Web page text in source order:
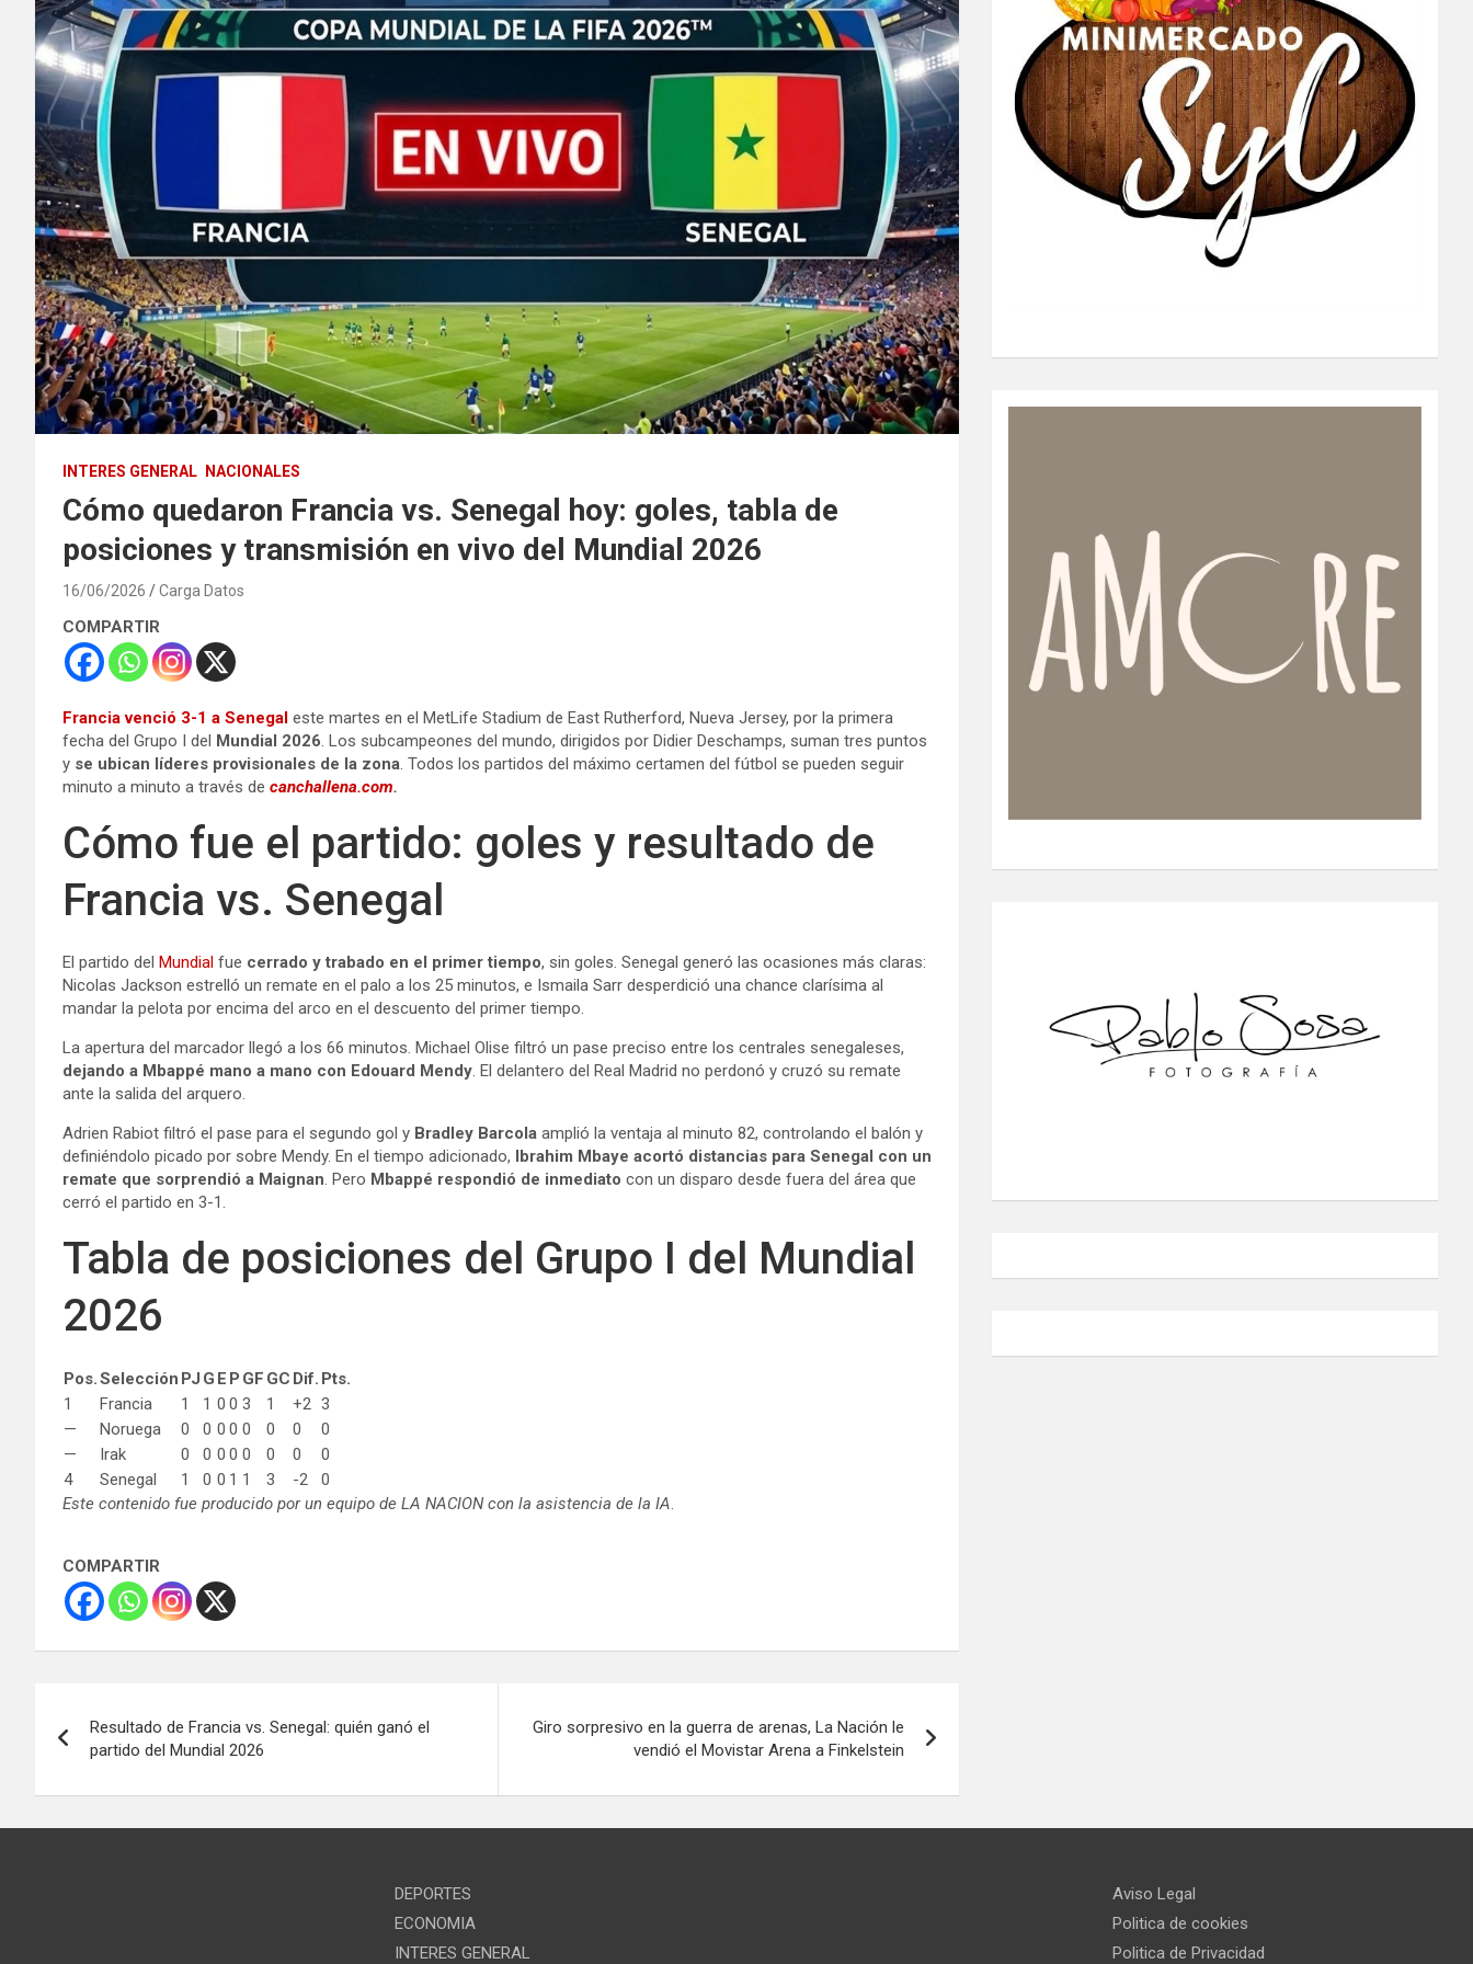
INTERES GENERAL NACIONALES
Cómo quedaron Francia vs. Senegal hoy: goles, tabla de
posiciones y transmisión en vivo del Mundial 2026
16/06/2026 Carga Datos
COMPARTIR
Francia venció 3-1 a Senegal este martes en el MetLife Stadium de East Rutherford, Nueva Jersey, por la primera
fecha del Grupo I del Mundial 2026. Los subcampeones del mundo, dirigidos por Didier Deschamps, suman tres puntos
y se ubican líderes provisionales de la zona. Todos los partidos del máximo certamen del fútbol se pueden seguir
minuto a minuto a través de canchallena.com.
Cómo fue el partido: goles y resultado de
Francia vs. Senegal
El partido del Mundial fue cerrado y trabado en el primer tiempo, sin goles. Senegal generó las ocasiones más claras:
Nicolas Jackson estrelló un remate en el palo a los 25 minutos, e Ismaila Sarr desperdició una chance clarísima al
mandar la pelota por encima del arco en el descuento del primer tiempo.
La apertura del marcador llegó a los 66 minutos. Michael Olise filtró un pase preciso entre los centrales senegaleses,
dejando a Mbappé mano a mano con Edouard Mendy. El delantero del Real Madrid no perdonó y cruzó su remate
ante la salida del arquero.
Adrien Rabiot filtró el pase para el segundo gol y Bradley Barcola amplió la ventaja al minuto 82, controlando el balón y
definiéndolo picado por sobre Mendy. En el tiempo adicionado, Ibrahim Mbaye acortó distancias para Senegal con un
remate que sorprendió a Maignan. Pero Mbappé respondió de inmediato con un disparo desde fuera del área que
cerró el partido en 3-1.
Tabla de posiciones del Grupo I del Mundial
2026
Pos.Selección PJ G E P GF GC Dif. Pts.
1
Francia 1 1 0 0 3 1 +2 3
—
Noruega 0 0 0 0 0 0 0
0
—
Irak 0 0 0 0 0 0 0
0
4
Senegal 1 0 0 1 1 3 -2
0
Este contenido fue producido por un equipo de LA NACION con la asistencia de la IA.
COMPARTIR
de
entradas
Resultado de Francia vs. Senegal: quién ganó el
partido del Mundial 2026
Giro sorpresivo en la guerra de arenas, La Nación le
vendió el Movistar Arena a Finkelstein
DEPORTES
ECONOMIA
INTERES GENERAL
Aviso Legal
Politica de cookies
Politica de Privacidad